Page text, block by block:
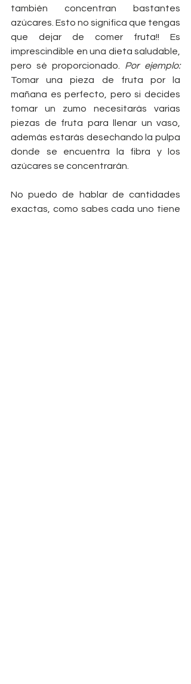
también concentran bastantes
azúcares. Esto no significa que tengas
que dejar de comer fruta!! Es
imprescindible en una dieta saludable,
pero sé proporcionado.
Por ejemplo:
Tomar una pieza de fruta por la
mañana es perfecto, pero si decides
tomar un zumo necesitarás varias
piezas de fruta para llenar un vaso,
además estarás desechando la pulpa
donde se encuentra la fibra y los
azúcares se concentrarán.
No puedo de hablar de cantidades
exactas, como sabes cada uno tiene